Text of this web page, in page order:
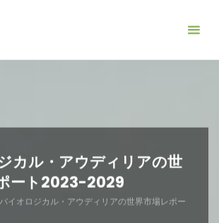
カル・アウディリアの世
ート2023-2029
バイオロジカル・アウディリアの世界市場レポー